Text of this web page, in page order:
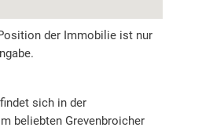
der Immobilie ist nur
sich in der
beliebten Grevenbroicher